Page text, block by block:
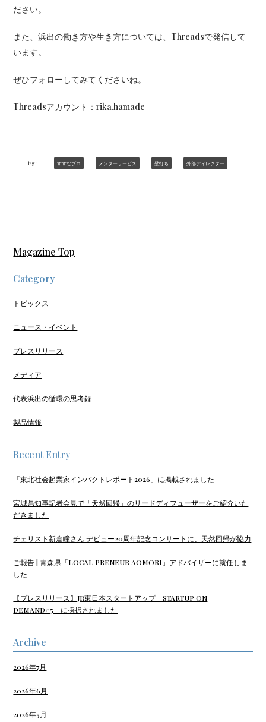
ださい。
また、浜出の働き方や生き方については、Threadsで発信して
います。
ぜひフォローしてみてくださいね。
Threadsアカウント：rika.hamade
tag： すすむプロ メンターサービス 壁打ち 外部ディレクター
Magazine Top
Category
トピックス
ニュース・イベント
プレスリリース
メディア
代表浜出の循環の思考録
製品情報
Recent Entry
「東北社会起業家インパクトレポート2026」に掲載されました
宮城県知事記者会見で「天然回帰」のリードディフューザーをご紹介いた
だきました
チェリスト新倉瞳さん デビュー20周年記念コンサートに、天然回帰が協力
ご報告 | 青森県「LOCAL PRENEUR AOMORI」アドバイザーに就任しま
した
【プレスリリース】JR東日本スタートアップ「STARTUP ON
DEMAND#5」に採択されました
Archive
2026年7月
2026年6月
2026年5月